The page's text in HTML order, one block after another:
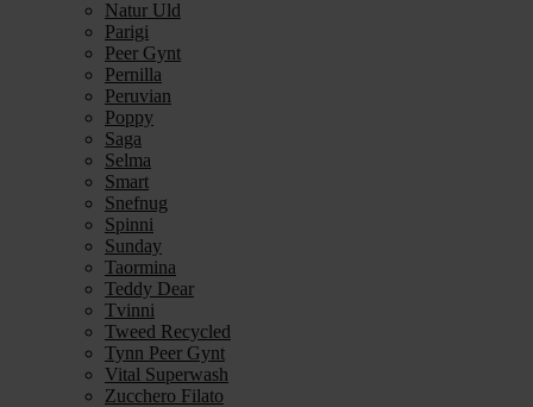
Natur Uld
Parigi
Peer Gynt
Pernilla
Peruvian
Poppy
Saga
Selma
Smart
Snefnug
Spinni
Sunday
Taormina
Teddy Dear
Tvinni
Tweed Recycled
Tynn Peer Gynt
Vital Superwash
Zucchero Filato